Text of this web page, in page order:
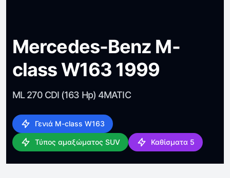
Mercedes-Benz M-
class W163 1999
ML 270 CDI (163 Hp) 4MATIC
Γενιά M-class W163
Τύπος αμαξώματος SUV Καθίσματα 5